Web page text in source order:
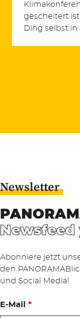
gescheitert
Ding selbst in
Newsletter
Abonniere jetzt
den
und Social Media!
E-Mail *